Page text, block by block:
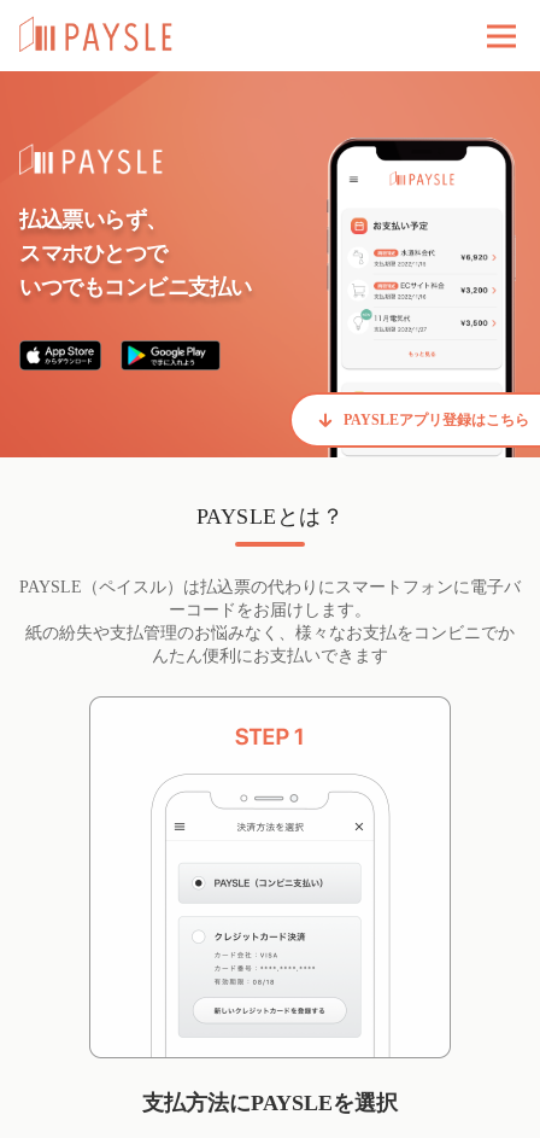
払込票いらず、
スマホひとつで
いつでもコンビニ支払い
PAYSLEアプリ登録はこちら
PAYSLEとは？
PAYSLE（ペイスル）は払込票の代わりにスマートフォンに電子バ
ーコードをお届けします。
紙の紛失や支払管理のお悩みなく、様々なお支払をコンビニでか
んたん便利にお支払いできます
支払方法にPAYSLEを選択